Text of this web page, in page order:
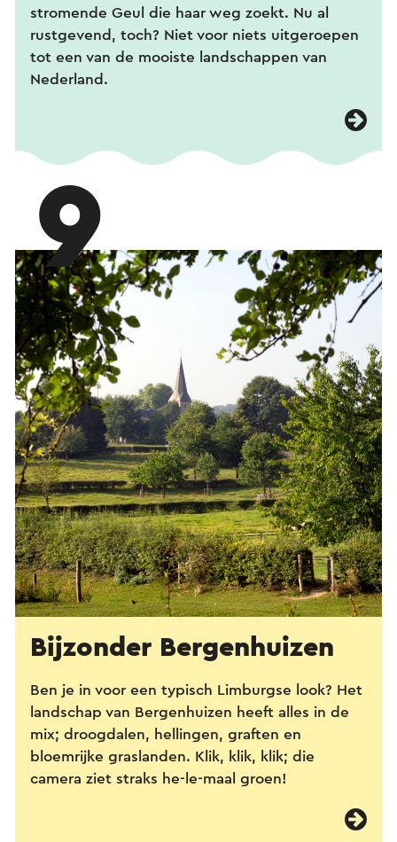
stromende Geul die haar weg zoekt. Nu al
rustgevend, toch? Niet voor niets uitgeroepen
tot een van de mooiste landschappen van
Nederland.
9
Bijzonder Bergenhuizen
Ben je in voor een typisch Limburgse look? Het
landschap van Bergenhuizen heeft alles in de
mix; droogdalen, hellingen, graften en
bloemrijke graslanden. Klik, klik, klik; die
camera ziet straks he-le-maal groen!